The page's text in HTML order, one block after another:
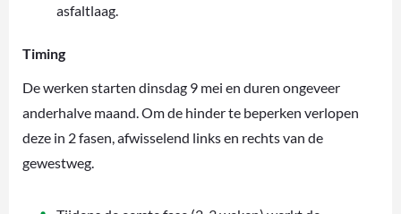
asfaltlaag.
Timing
De werken starten dinsdag 9 mei en duren ongeveer
anderhalve maand. Om de hinder te beperken verlopen
deze in 2 fasen, afwisselend links en rechts van de
gewestweg.